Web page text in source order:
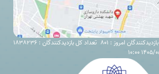
بازدیدکنندگان امروز : 801
تعداد کل بازدیدکنندگان : 1838236